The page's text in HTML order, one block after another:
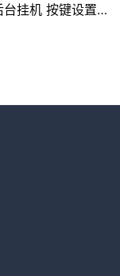
挂机 按键设置